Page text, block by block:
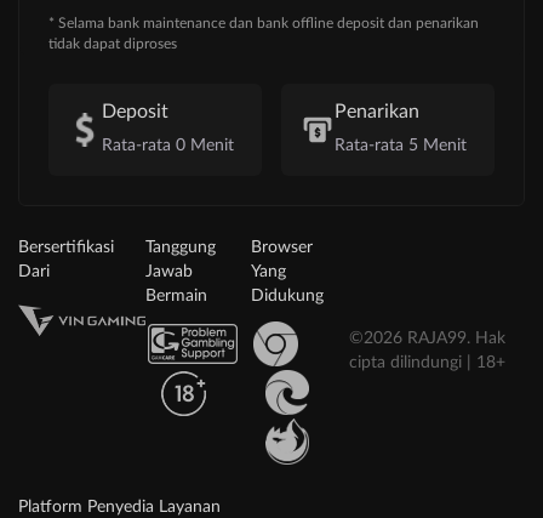
* Selama bank maintenance dan bank offline deposit dan penarikan
tidak dapat diproses
Deposit
Rata-rata 0 Menit
Penarikan
Rata-rata 5 Menit
Bersertifikasi
Dari
Tanggung
Jawab
Bermain
Browser
Yang
Didukung
©2026 RAJA99. Hak
cipta dilindungi | 18+
Platform Penyedia Layanan